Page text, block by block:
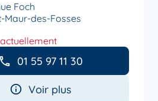
Foch
Maur-des-Fosses
01 55 97 11 30
Voir plus